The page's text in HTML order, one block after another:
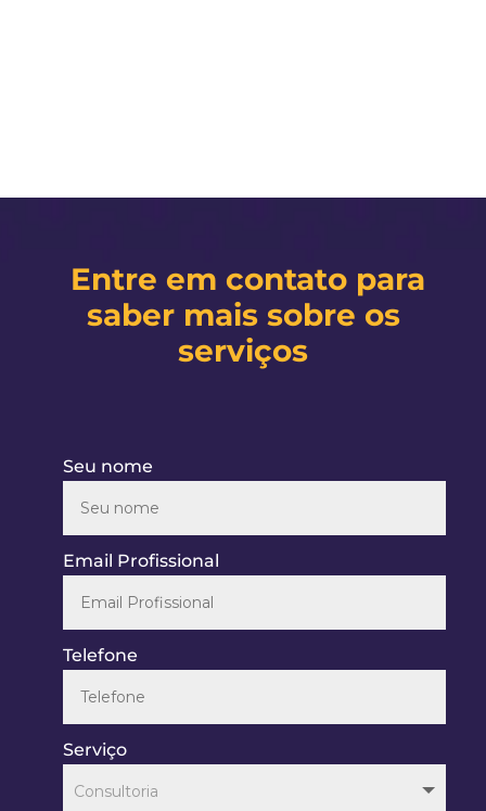
Entre em contato para
saber mais sobre os
serviços
Seu nome
Email Profissional
Telefone
Serviço